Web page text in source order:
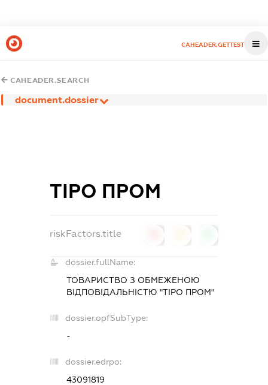
CAHEADER.GETTEST
CAHEADER.SEARCH
document.dossier
ТІРО ПРОМ
riskFactors.title
dossier.fullName:
ТОВАРИСТВО З ОБМЕЖЕНОЮ
ВІДПОВІДАЛЬНІСТЮ "ТІРО ПРОМ"
dossier.opfSubType:
-
dossier.edrpo:
43091819